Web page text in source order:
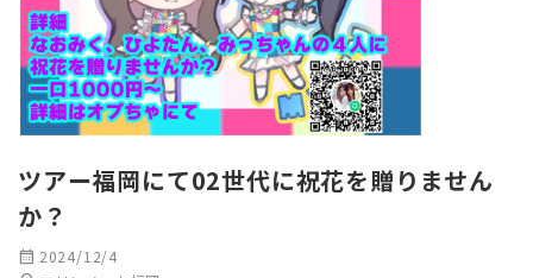
ツアー福岡にて02世代に祝花を贈りません
か？
calendar_month 2024/12/4